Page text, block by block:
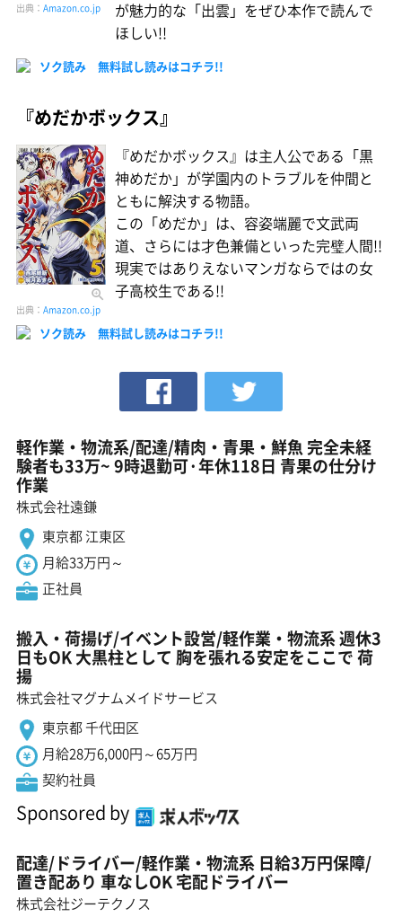
出典： Amazon.co.jp
が魅力的な「出雲」をぜひ本作で読んで
ほしい!!
ソク読み 無料試し読みはコチラ!!
『めだかボックス』
出典： Amazon.co.jp
『めだかボックス』は主人公である「黒
神めだか」が学園内のトラブルを仲間と
ともに解決する物語。
この「めだか」は、容姿端麗で文武両
道、さらには才色兼備といった完璧人間!!
現実ではありえないマンガならではの女
子高校生である!!
ソク読み 無料試し読みはコチラ!!
軽作業・物流系/配達/精肉・青果・鮮魚 完全未経
験者も33万~ 9時退勤可·年休118日 青果の仕分け
作業
株式会社遠鎌
東京都 江東区
月給33万円～
正社員
搬入・荷揚げ/イベント設営/軽作業・物流系 週休3
日もOK 大黒柱として 胸を張れる安定をここで 荷
揚
株式会社マグナムメイドサービス
東京都 千代田区
月給28万6,000円～65万円
契約社員
Sponsored by
配達/ドライバー/軽作業・物流系 日給3万円保障/
置き配あり 車なしOK 宅配ドライバー
株式会社ジーテクノス